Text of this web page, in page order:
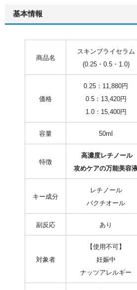
基本情報
商品名
スキンブライセラム
(0.25・0.5・1.0)
価格
0.25：11,880円
0.5：13,420円
1.0：15,400円
容量 50ml
特徴
高濃度レチノール
攻めケアの万能美容
キー成分
レチノール
バクチオール
副反応 あり
対象者
【使用不可】
妊娠中
ナッツアレルギー